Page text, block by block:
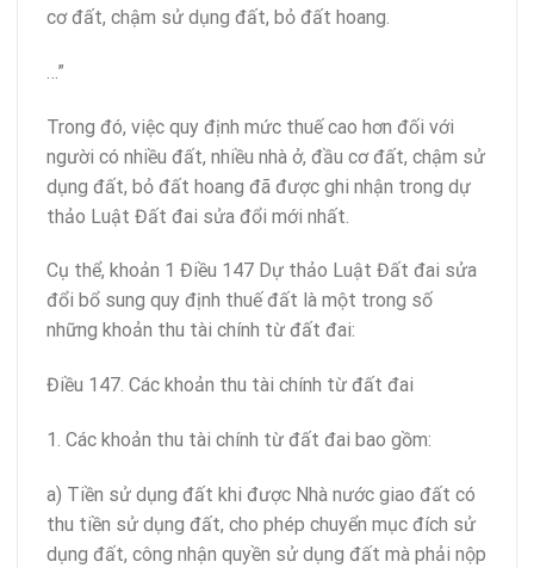
cơ đất, chậm sử dụng đất, bỏ đất hoang.
…”
Trong đó, việc quy định mức thuế cao hơn đối với
người có nhiều đất, nhiều nhà ở, đầu cơ đất, chậm sử
dụng đất, bỏ đất hoang đã được ghi nhận trong dự
thảo Luật Đất đai sửa đổi mới nhất.
Cụ thể, khoản 1 Điều 147 Dự thảo Luật Đất đai sửa
đổi bổ sung quy định thuế đất là một trong số
những khoản thu tài chính từ đất đai:
Điều 147. Các khoản thu tài chính từ đất đai
1. Các khoản thu tài chính từ đất đai bao gồm:
a) Tiền sử dụng đất khi được Nhà nước giao đất có
thu tiền sử dụng đất, cho phép chuyển mục đích sử
dụng đất, công nhận quyền sử dụng đất mà phải nộp